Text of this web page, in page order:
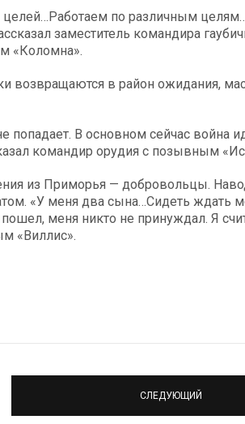
по различным
заместитель командира
«Коломна».
возвращаются в район ожидания,
попадает. В основном сейчас война
командир орудия с позывным
из Приморья — добровольцы.
«У меня два сына…Сидеть ждать
меня никто не принуждал. Я
«Виллис».
СЛЕДУЮЩИЙ